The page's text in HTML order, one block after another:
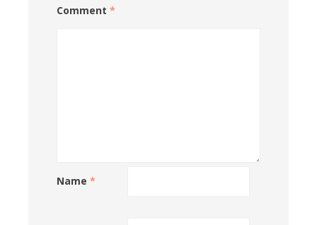
Comment *
Name *